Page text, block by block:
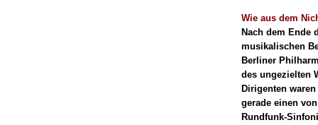
Wie aus dem
Nach dem Ende
musikalischen
Berliner
des ungezielten
Dirigenten
gerade einen
Rundfunk-